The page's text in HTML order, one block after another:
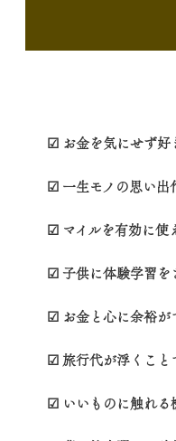
☑ お金を気にせず好
☑ 一生モノの思い出
☑ マイルを有効に使
☑ 子供に体験学習を
☑ お金と心に余裕が
☑ 旅行代が浮くこと
☑ いいものに触れる